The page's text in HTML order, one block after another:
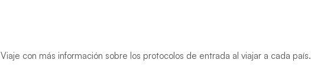
con más información sobre los protocolos de entrada al viajar a cada país.